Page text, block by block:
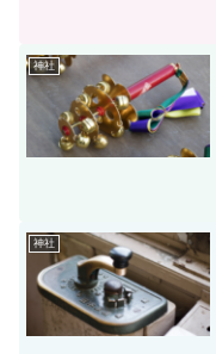
神社
神社